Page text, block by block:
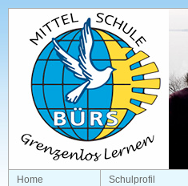
Home Schulprofil